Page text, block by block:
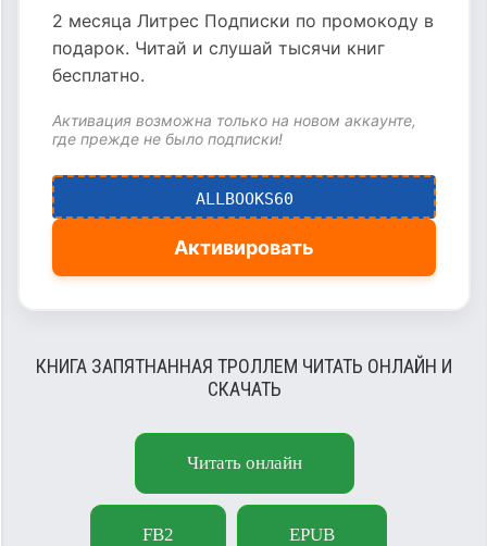
2 месяца Литрес Подписки по промокоду в
подарок. Читай и слушай тысячи книг
бесплатно.
Активация возможна только на новом аккаунте,
где прежде не было подписки!
ALLBOOKS60
Активировать
КНИГА ЗАПЯТНАННАЯ ТРОЛЛЕМ ЧИТАТЬ ОНЛАЙН И
СКАЧАТЬ
Читать онлайн
FB2 EPUB